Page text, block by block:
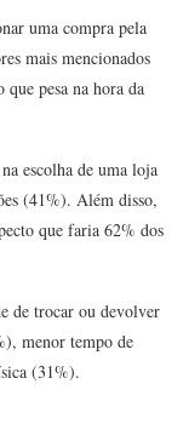
uma compra pela
mais mencionados
que pesa na hora da
escolha de uma loja
(41%). Além disso,
que faria 62% dos
de trocar ou devolver
menor tempo de
(31%).